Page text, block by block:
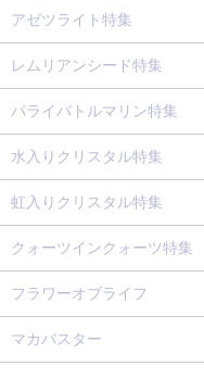
アゼツライト特集
レムリアンシード特集
パライバトルマリン特集
水入りクリスタル特集
虹入りクリスタル特集
クォーツインクォーツ特集
フラワーオブライフ
マカバスター